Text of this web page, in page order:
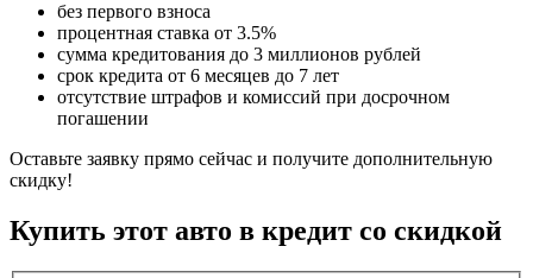
без первого взноса
процентная ставка от 3.5%
сумма кредитования до 3 миллионов рублей
срок кредита от 6 месяцев до 7 лет
отсутствие штрафов и комиссий при досрочном
погашении
Оставьте заявку прямо сейчас и получите дополнительную
скидку!
Купить этот авто в кредит со скидкой